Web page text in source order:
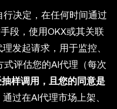
行决定，在任何时间通过
段，使用OKX或其关联
发起请求，用于监控、
评估您的AI代理（每次
样调用，且您的同意是
通过在AI代理市场上架、